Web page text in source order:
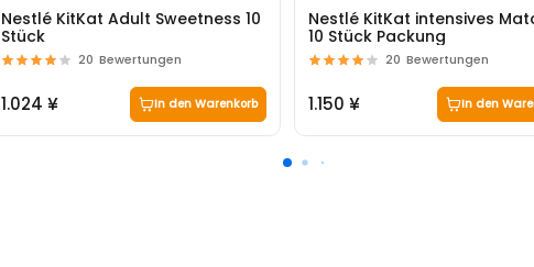
Nestlé KitKat Adult Sweetness 10
Stück
20 Bewertungen
1.024 ¥ In den Warenkorb
Nestlé KitKat intensives
10 Stück Packung
20 Bewertungen
1.150 ¥ In den